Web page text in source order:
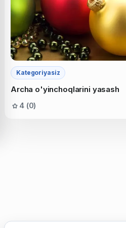
Kategoriyasiz
Archa o'yinchoqlarini yasash
4 (0)